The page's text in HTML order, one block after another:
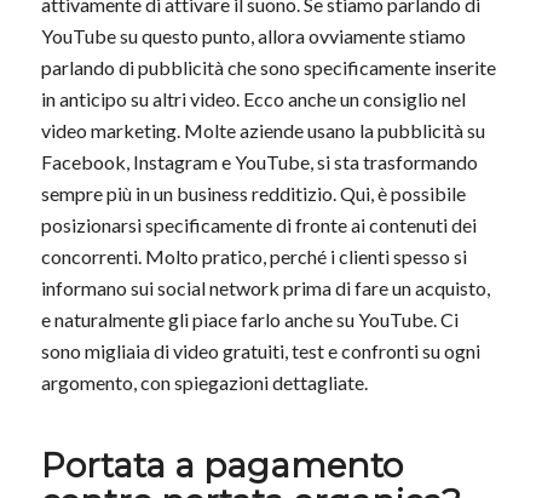
YouTube su questo punto, allora ovviamente stiamo
parlando di pubblicità che sono specificamente inserite
in anticipo su altri video. Ecco anche un consiglio nel
video marketing. Molte aziende usano la pubblicità su
Facebook, Instagram e YouTube, si sta trasformando
sempre più in un business redditizio. Qui, è possibile
posizionarsi specificamente di fronte ai contenuti dei
concorrenti. Molto pratico, perché i clienti spesso si
informano sui social network prima di fare un acquisto,
e naturalmente gli piace farlo anche su YouTube. Ci
sono migliaia di video gratuiti, test e confronti su ogni
argomento, con spiegazioni dettagliate.
Portata a pagamento